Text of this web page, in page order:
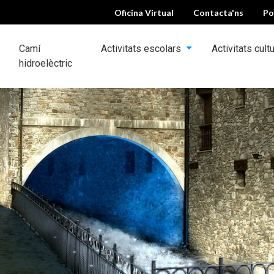
Oficina Virtual Contacta'ns
Camí
hidroelèctric
Activitats escolars Activitats
2024